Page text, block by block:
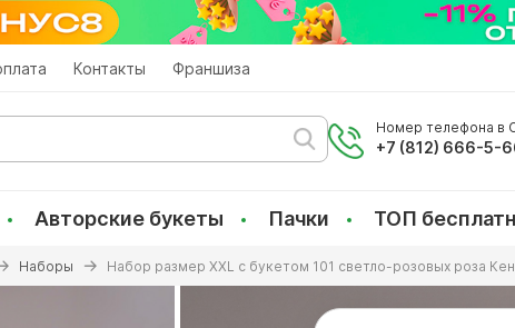
Контакты Франшиза
Номер телефона в
+7 (812) 666-5-
Авторские букеты Пачки ТОП
Наборы Набор размер ХХL с букетом 101 светло-розовых роза